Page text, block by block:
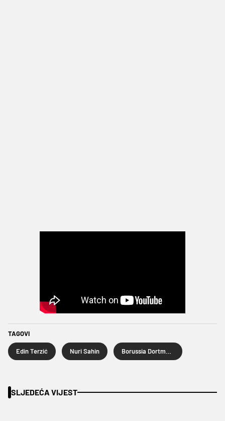
TAGOVI
Edin Terzić Nuri Sahin
SLJEDEĆA VIJEST